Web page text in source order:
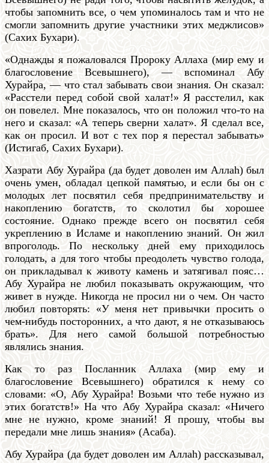
чтобы запомнить все, о чем упоминалось там и что не
смогли запомнить другие участники этих меджлисов»
(Сахих Бухари).
«Однажды я пожаловался Пророку Аллаха (мир ему и
благословение Всевышнего), — вспоминал Абу
Хурайра, — что стал забывать свои знания. Он сказал:
«Расстели перед собой свой халат!» Я расстелил, как
он повелел. Мне показалось, что он положил что-то на
него и сказал: «А теперь сверни халат». Я сделал все,
как он просил. И вот с тех пор я перестал забывать»
(Истигаб, Сахих Бухари).
Хазрати Абу Хурайра (да будет доволен им Аллаh) был
очень умен, обладал цепкой памятью, и если бы он с
молодых лет посвятил себя предпринимательству и
накоплению богатств, то сколотил бы хорошее
состояние. Однако прежде всего он посвятил себя
укреплению в Исламе и накоплению знаний. Он жил
впроголодь. По нескольку дней ему приходилось
голодать, а для того чтобы преодолеть чувство голода,
он прикладывал к животу камень и затягивал пояс…
Абу Хурайра не любил показывать окружающим, что
живет в нужде. Никогда не просил ни о чем. Он часто
любил повторять: «У меня нет привычки просить о
чем-нибудь посторонних, а что дают, я не отказываюсь
брать». Для него самой большой потребностью
являлись знания.
Как то раз Посланник Аллаха (мир ему и
благословение Всевышнего) обратился к нему со
словами: «О, Абу Хурайра! Возьми что тебе нужно из
этих богатств!» На что Абу Хурайра сказал: «Ничего
мне не нужно, кроме знаний! Я прошу, чтобы вы
передали мне лишь знания» (Асаба).
Абу Хурайра (да будет доволен им Аллаh) рассказывал,